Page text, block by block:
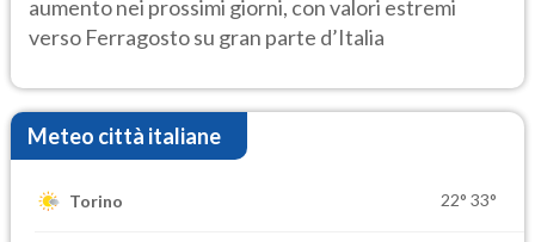
aumento nei prossimi giorni, con valori estremi
verso Ferragosto su gran parte d’Italia
Meteo città italiane
Torino 22° 33°